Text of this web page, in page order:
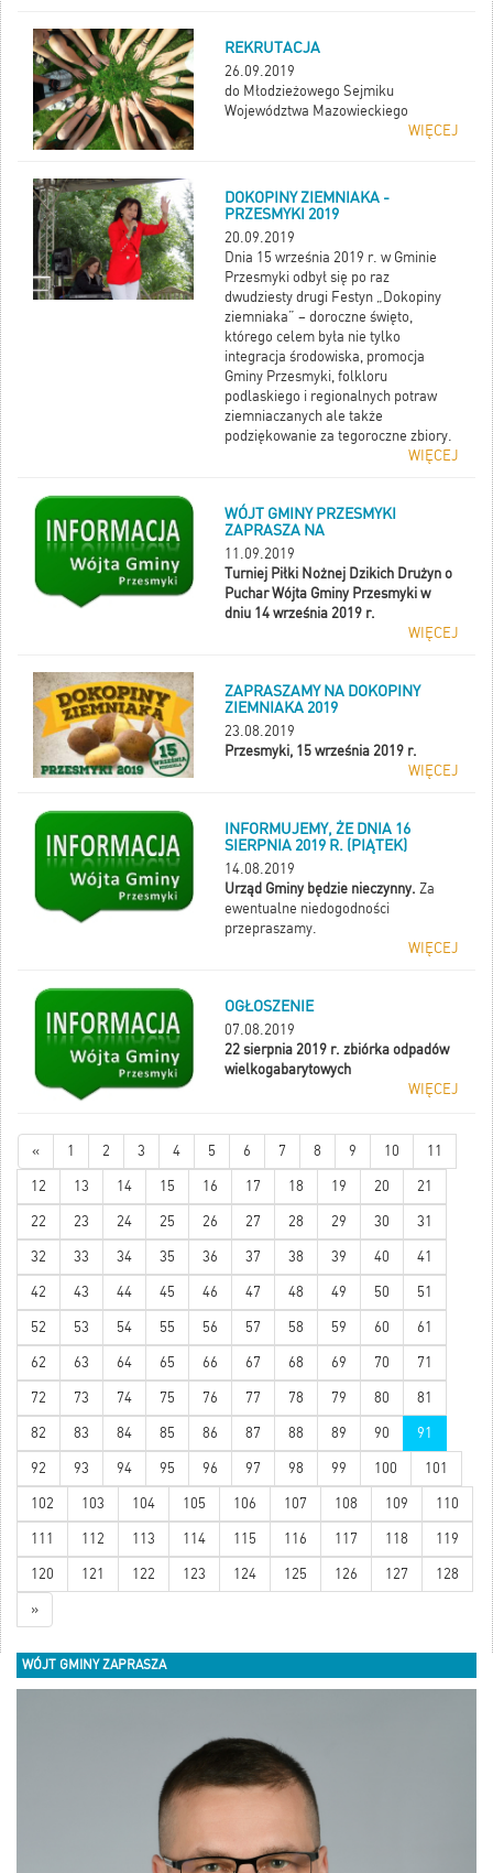
REKRUTACJA
26.09.2019
do Młodzieżowego Sejmiku
Województwa Mazowieckiego
WIĘCEJ
DOKOPINY ZIEMNIAKA -
PRZESMYKI 2019
20.09.2019
Dnia 15 września 2019 r. w Gminie
Przesmyki odbył się po raz
dwudziesty drugi Festyn „Dokopiny
ziemniaka” – doroczne święto,
którego celem była nie tylko
integracja środowiska, promocja
Gminy Przesmyki, folkloru
podlaskiego i regionalnych potraw
ziemniaczanych ale także
podziękowanie za tegoroczne zbiory.
WIĘCEJ
WÓJT GMINY PRZESMYKI
ZAPRASZA NA
11.09.2019
Turniej Piłki Nożnej Dzikich Drużyn o
Puchar Wójta Gminy Przesmyki w
dniu 14 września 2019 r.
WIĘCEJ
ZAPRASZAMY NA DOKOPINY
ZIEMNIAKA 2019
23.08.2019
Przesmyki, 15 września 2019 r.
WIĘCEJ
INFORMUJEMY, ŻE DNIA 16
SIERPNIA 2019 R. (PIĄTEK)
14.08.2019
Urząd Gminy będzie nieczynny. Za
ewentualne niedogodności
przepraszamy.
WIĘCEJ
OGŁOSZENIE
07.08.2019
22 sierpnia 2019 r. zbiórka odpadów
wielkogabarytowych
WIĘCEJ
« 1 2 3 4 5 6 7 8 9 10 11
12 13 14 15 16 17 18 19 20 21
22 23 24 25 26 27 28 29 30 31
32 33 34 35 36 37 38 39 40 41
42 43 44 45 46 47 48 49 50 51
52 53 54 55 56 57 58 59 60 61
62 63 64 65 66 67 68 69 70 71
72 73 74 75 76 77 78 79 80 81
82 83 84 85 86 87 88 89 90 91
92 93 94 95 96 97 98 99 100 101
102 103 104 105 106 107 108 109 110
111 112 113 114 115 116 117 118 119
120 121 122 123 124 125 126 127 128
»
WÓJT GMINY ZAPRASZA